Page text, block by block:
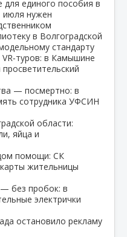
для единого пособия в
июля нужен
в Волгоградской
стандарту
в Камышине
— посмертно: в
сотрудника УФСИН
области:
яйца и
помощи: СК
жительницы
без пробок: в
электрички
остановило рекламу